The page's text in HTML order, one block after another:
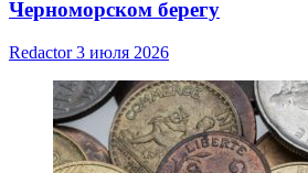
Черноморском берегу
Redactor3 июля 2026